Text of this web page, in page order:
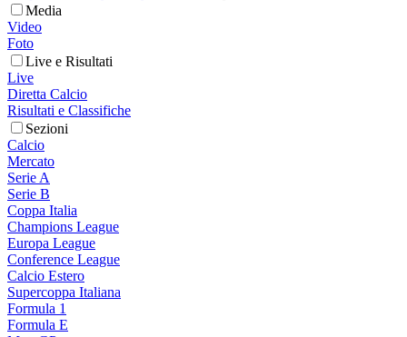
Media
Video
Foto
Live e Risultati
Live
Diretta Calcio
Risultati e Classifiche
Sezioni
Calcio
Mercato
Serie A
Serie B
Coppa Italia
Champions League
Europa League
Conference League
Calcio Estero
Supercoppa Italiana
Formula 1
Formula E